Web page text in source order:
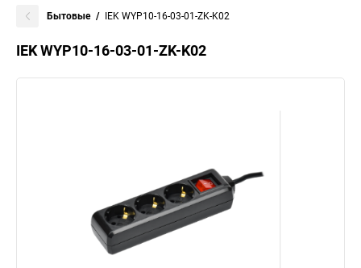
Бытовые IEK WYP10-16-03-01-ZK-K02
IEK WYP10-16-03-01-ZK-K02